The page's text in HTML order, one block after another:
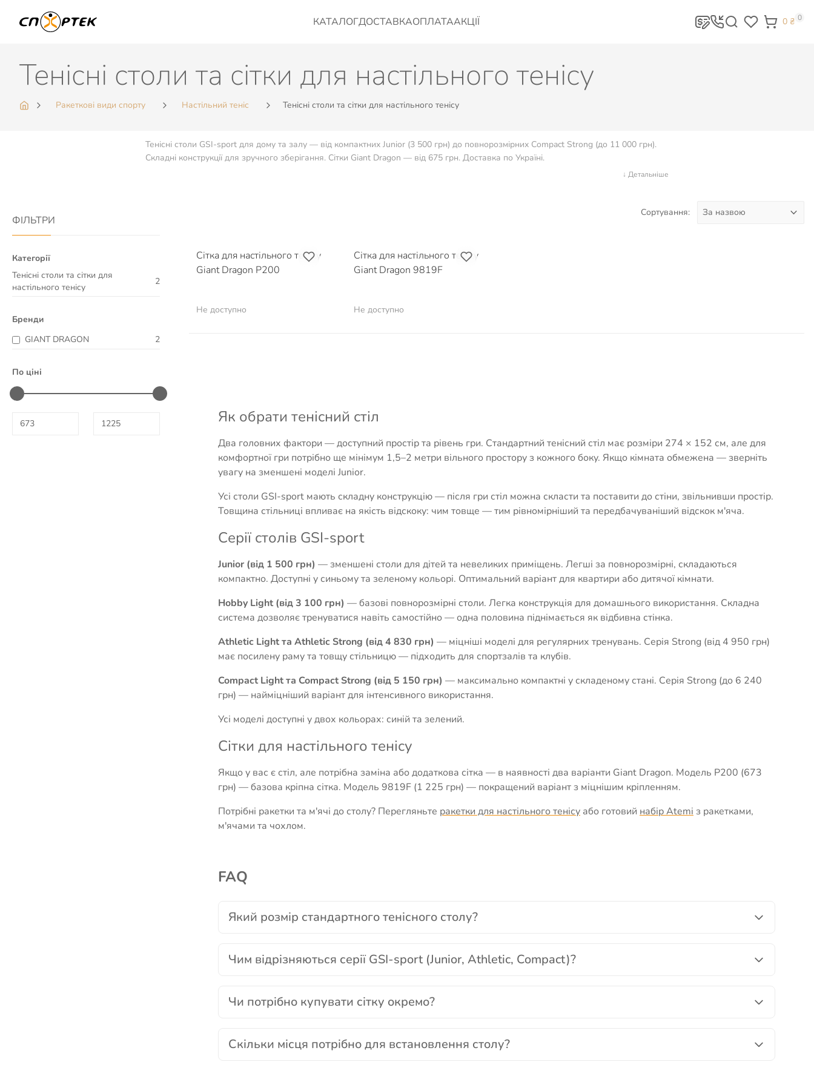
КАТАЛОГДОСТАВКАОПЛАТААКЦІЇ 0 ₴ 0
Тенісні столи та сітки для настільного тенісу
Ракеткові види спорту Настільний теніс Тенісні столи та сітки для настільного тенісу
Тенісні столи GSI-sport для дому та залу — від компактних Junior (3 500 грн) до повнорозмірних Compact Strong (до 11 000 грн).
Складні конструкції для зручного зберігання. Сітки Giant Dragon — від 675 грн. Доставка по Україні.
↓ Детальніше
ФІЛЬТРИ
Категорії
Тенісні столи та сітки для
настільного тенісу
2
Бренди
GIANT DRAGON
2
По ціні
Сортування:
Сітка для настільного тенісу
Giant Dragon P200
Не доступно
Сітка для настільного тенісу
Giant Dragon 9819F
Не доступно
Як обрати тенісний стіл
Два головних фактори — доступний простір та рівень гри. Стандартний тенісний стіл має розміри 274 × 152 см, але для
комфортної гри потрібно ще мінімум 1,5–2 метри вільного простору з кожного боку. Якщо кімната обмежена — зверніть
увагу на зменшені моделі Junior.
Усі столи GSI-sport мають складну конструкцію — після гри стіл можна скласти та поставити до стіни, звільнивши простір.
Товщина стільниці впливає на якість відскоку: чим товще — тим рівномірніший та передбачуваніший відскок м'яча.
Серії столів GSI-sport
Junior (від 1 500 грн) — зменшені столи для дітей та невеликих приміщень. Легші за повнорозмірні, складаються
компактно. Доступні у синьому та зеленому кольорі. Оптимальний варіант для квартири або дитячої кімнати.
Hobby Light (від 3 100 грн) — базові повнорозмірні столи. Легка конструкція для домашнього використання. Складна
система дозволяє тренуватися навіть самостійно — одна половина піднімається як відбивна стінка.
Athletic Light та Athletic Strong (від 4 830 грн) — міцніші моделі для регулярних тренувань. Серія Strong (від 4 950 грн)
має посилену раму та товщу стільницю — підходить для спортзалів та клубів.
Compact Light та Compact Strong (від 5 150 грн) — максимально компактні у складеному стані. Серія Strong (до 6 240
грн) — найміцніший варіант для інтенсивного використання.
Усі моделі доступні у двох кольорах: синій та зелений.
Сітки для настільного тенісу
Якщо у вас є стіл, але потрібна заміна або додаткова сітка — в наявності два варіанти Giant Dragon. Модель P200 (673
грн) — базова кріпна сітка. Модель 9819F (1 225 грн) — покращений варіант з міцнішим кріпленням.
Потрібні ракетки та м'ячі до столу? Перегляньте ракетки для настільного тенісу або готовий набір Atemi з ракетками,
м'ячами та чохлом.
FAQ
Який розмір стандартного тенісного столу?
Чим відрізняються серії GSI-sport (Junior, Athletic, Compact)?
Чи потрібно купувати сітку окремо?
Скільки місця потрібно для встановлення столу?